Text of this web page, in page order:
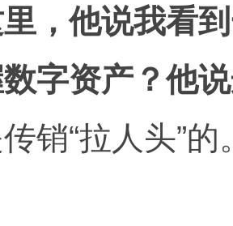
，他说我看
字资产？他
销“拉人头”